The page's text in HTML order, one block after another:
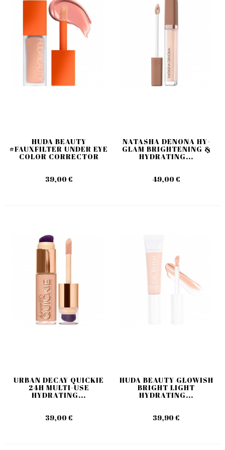
HUDA BEAUTY
#FAUXFILTER UNDER EYE
COLOR CORRECTOR
39,00 €
NATASHA DENONA HY-
GLAM BRIGHTENING &
HYDRATING...
49,00 €
URBAN DECAY QUICKIE
24H MULTI-USE
HYDRATING...
39,00 €
HUDA BEAUTY GLOWISH
BRIGHT LIGHT
HYDRATING...
39,90 €